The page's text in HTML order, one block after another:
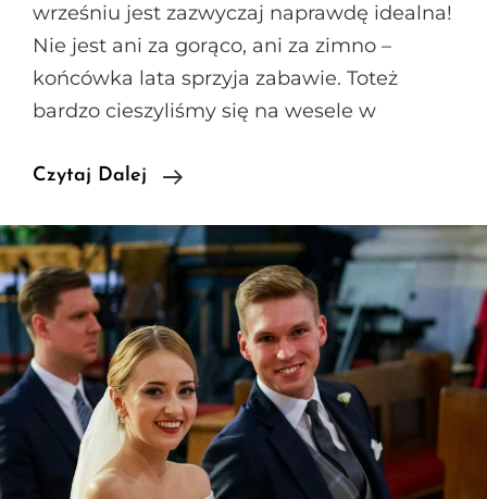
wrześniu jest zazwyczaj naprawdę idealna!
Nie jest ani za gorąco, ani za zimno –
końcówka lata sprzyja zabawie. Toteż
bardzo cieszyliśmy się na wesele w
Czytaj Dalej
Wesele
Hotelu
Sokół
Elegancko
I
Z
Klasą